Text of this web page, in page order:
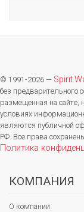
© 1991-2026 —
без предварительного
размещенная на сайте,
условиях
являются публичной
РФ. Все права
Политика
КОМПАНИЯ
О компании